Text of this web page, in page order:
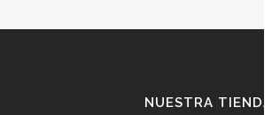
NUESTRA TIENDA